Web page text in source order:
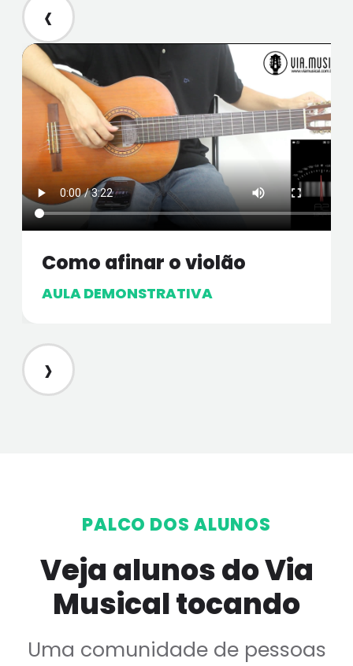
‹
Como afinar o violão
AULA DEMONSTRATIVA
›
PALCO DOS ALUNOS
Veja alunos do Via
Musical tocando
Uma comunidade de pessoas